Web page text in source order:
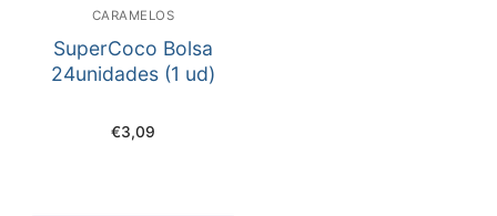
CARAMELOS
SuperCoco Bolsa
24unidades (1 ud)
€3,09